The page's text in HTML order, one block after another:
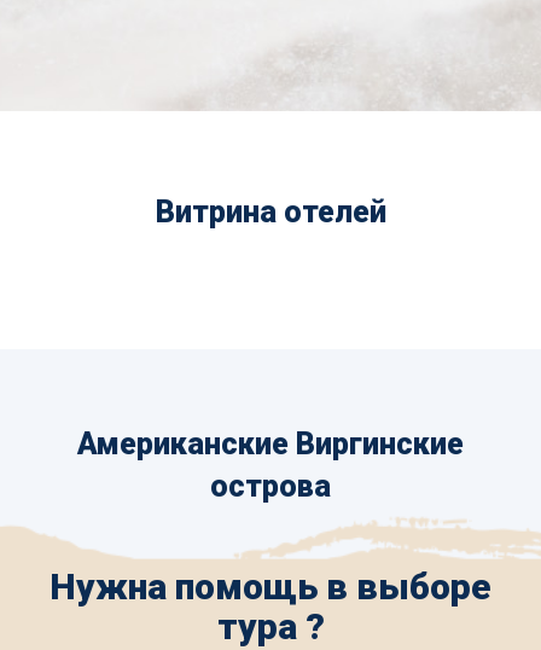
Витрина отелей
Американские Виргинские
острова
Нужна помощь в выборе
тура ?